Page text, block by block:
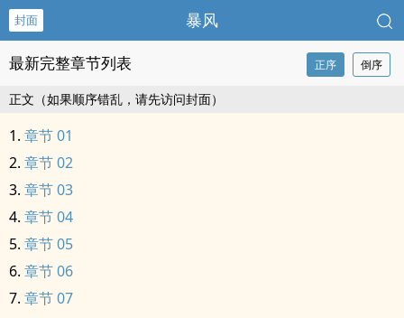
封面 暴风
最新完整章节列表 正序 倒序
正文（如果顺序错乱，请先访问封面）
章节 01
章节 02
章节 03
章节 04
章节 05
章节 06
章节 07